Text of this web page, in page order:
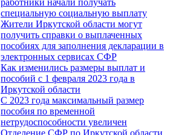
специальную социальную выплату
Жители Иркутской области могут
получить справки о выплаченных
пособиях для заполнения декларации в
электронных сервисах СФР
Как изменились размеры выплат и
пособий с 1 февраля 2023 года в
Иркутской области
С 2023 года максимальный размер
пособия по временной
нетрудоспособности увеличен
Отделение СФР по Иркутской области